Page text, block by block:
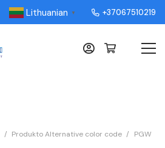
Lithuanian ▼ +37067510219
/ Produkto Alternative color code / PGW